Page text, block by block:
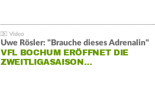
Uwe Rösler: "Brauche dieses Adrenalin"
VFL BOCHUM ERÖFFNET DIE
ZWEITLIGASAISON…